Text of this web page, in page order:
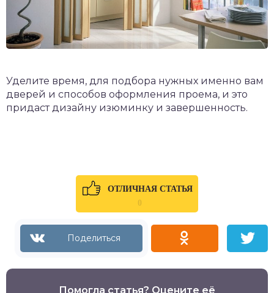
Уделите время, для подбора нужных именно вам
дверей и способов оформления проема, и это
придаст дизайну изюминку и завершенность.
ОТЛИЧНАЯ СТАТЬЯ
0
Помогла статья? Оцените её